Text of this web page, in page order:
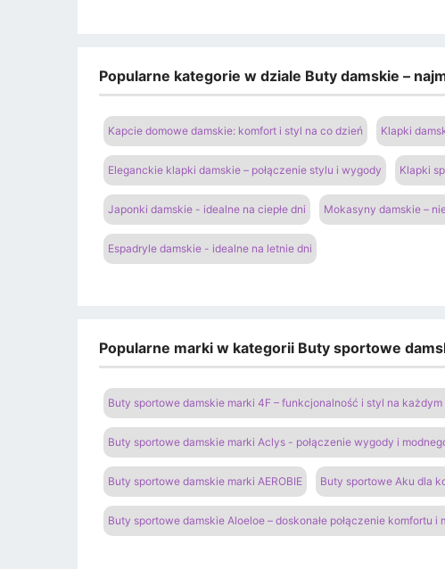
Popularne kategorie w dziale Buty damskie –
Kapcie domowe damskie: komfort i styl na co dzień Klapki
Eleganckie klapki damskie – połączenie stylu i wygody Klapki
Japonki damskie - idealne na ciepłe dni Mokasyny damskie –
Espadryle damskie - idealne na letnie dni
Popularne marki w kategorii Buty sportowe
Buty sportowe damskie marki 4F – funkcjonalność i styl na każdym
Buty sportowe damskie marki Aclys - połączenie wygody i
Buty sportowe damskie marki AEROBIE Buty sportowe Aku dla
Buty sportowe damskie Aloeloe – doskonałe połączenie komfortu i